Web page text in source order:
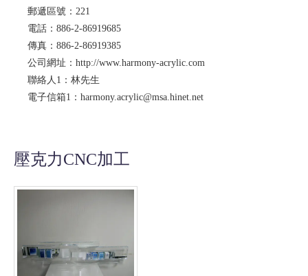
郵遞區號：221
電話：886-2-86919685
傳真：886-2-86919385
公司網址：http://www.harmony-acrylic.com
聯絡人1：林先生
電子信箱1：harmony.acrylic@msa.hinet.net
壓克力CNC加工